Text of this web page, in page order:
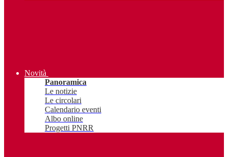
Novità
Panoramica
Le notizie
Le circolari
Calendario eventi
Albo online
Progetti PNRR